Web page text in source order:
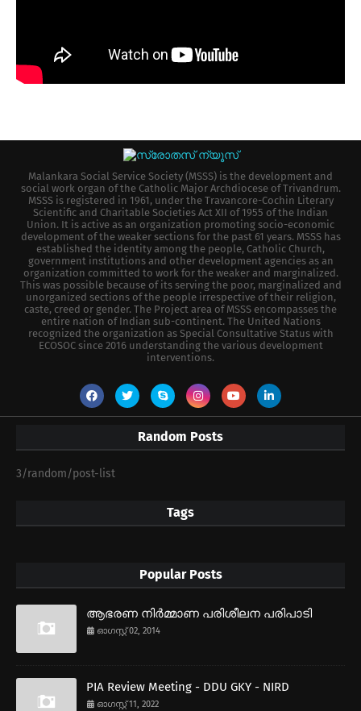
Malankara Social Service Society (MSSS) is the development and
social work organ of the Catholic Major Archdiocese of Trivandrum.
MSSS is registered in 1961, under the Travancore-Cochin Literary
Scientific and Charitable Societies Act XII of 1955 of the Indian
Union. It is active as an organization promoting socio-economic
development of the weaker sections for the past 61 years. MSSS has
established the identity among the people, Catholic Church,
government institutions and other development agencies as an
organization committed to work for the weaker and marginalized.
This was possible because of its serving the poor, marginalized and
unorganized sections of the people irrespective of their religion,
caste, creed or gender. The Project area of MSSS encompasses the
entire nation of Indian sub-continent. The United Nations
recognized the organization as Special Consultative Status with
ECOSOC since 2016 understanding the various development
interventions.
Random Posts
3/random/post-list
Tags
Popular Posts
ആഭരണ നിര്‍മ്മാണ പരിശീലന പരിപാടി
ഓഗസ്റ്റ് 02, 2014
PIA Review Meeting - DDU GKY - NIRD
ഓഗസ്റ്റ് 11, 2022